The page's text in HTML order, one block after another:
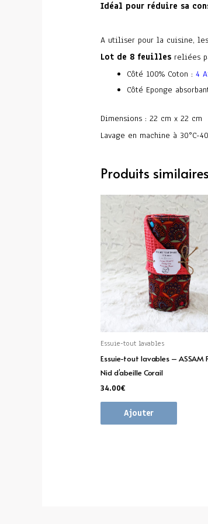
Idéal pour réduire sa
A utiliser pour la cuisine,
Lot de 8 feuilles reliées
Côté 100% Coton : 4
Côté Eponge
Dimensions : 22 cm x 22 cm
Lavage en machine à 30°C-
Produits similaires
Essuie-tout lavables
Essuie-tout lavables – ASSAM
Nid d’abeille Corail
34.00€
Ajouter